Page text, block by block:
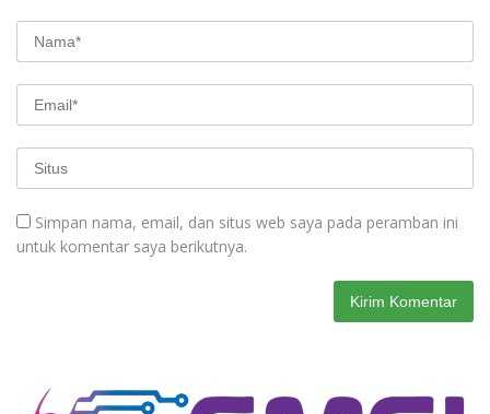
Simpan nama, email, dan situs web saya pada peramban ini
untuk komentar saya berikutnya.